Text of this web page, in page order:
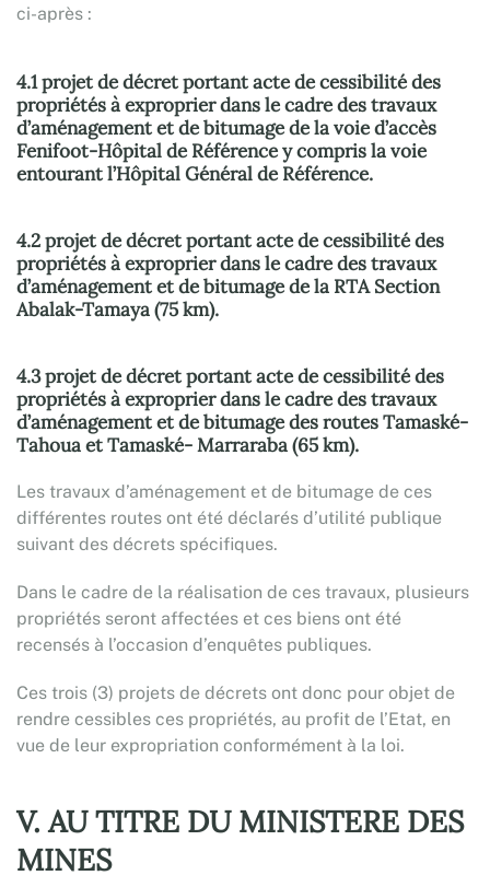
ci-après :
4.1 projet de décret portant acte de cessibilité des
propriétés à exproprier dans le cadre des travaux
d’aménagement et de bitumage de la voie d’accès
Fenifoot-Hôpital de Référence y compris la voie
entourant l’Hôpital Général de Référence.
4.2 projet de décret portant acte de cessibilité des
propriétés à exproprier dans le cadre des travaux
d’aménagement et de bitumage de la RTA Section
Abalak-Tamaya (75 km).
4.3 projet de décret portant acte de cessibilité des
propriétés à exproprier dans le cadre des travaux
d’aménagement et de bitumage des routes Tamaské-
Tahoua et Tamaské- Marraraba (65 km).
Les travaux d’aménagement et de bitumage de ces
différentes routes ont été déclarés d’utilité publique
suivant des décrets spécifiques.
Dans le cadre de la réalisation de ces travaux, plusieurs
propriétés seront affectées et ces biens ont été
recensés à l’occasion d’enquêtes publiques.
Ces trois (3) projets de décrets ont donc pour objet de
rendre cessibles ces propriétés, au profit de l’Etat, en
vue de leur expropriation conformément à la loi.
V. AU TITRE DU MINISTERE DES
MINES